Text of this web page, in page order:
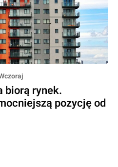
biorą rynek.
pozycję od